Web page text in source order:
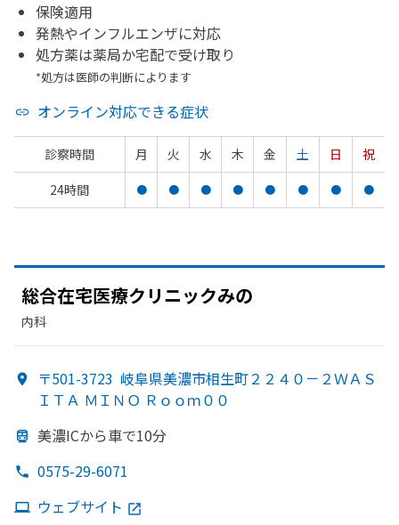
保険適用
発熱やインフルエンザに対応
処方薬は薬局か宅配で受け取り
*処方は医師の判断によります
オンライン対応できる症状
診察時間 月 火 水 木 金 土 日
祝
24時間
● ● ● ● ● ● ● ●
総合在宅医療クリニックみの
内科
〒501-3723 岐阜県美濃市相生町２２４０－２ＷＡＳ
ＩＴＡ ＭＩＮＯ Ｒｏｏｍ００
美濃ICから車で10分
0575-29-6071
ウェブサイト